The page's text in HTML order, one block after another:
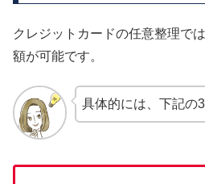
クレジットカードの任意整理で
額が可能です。
具体的には、下記の